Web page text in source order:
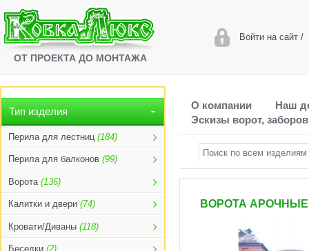
ОТ ПРОЕКТА ДО МОНТАЖА
Войти на сайт/
Тип изделия
Перила для лестниц (184)
Перила для балконов (99)
Ворота (136)
Калитки и двери (74)
Кровати/Диваны (118)
Беседки (2)
О компании
Наш
Эскизы ворот, заборов
ВОРОТА АРОЧНЫЕ